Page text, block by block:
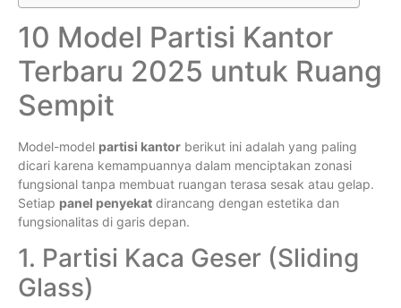
10 Model Partisi Kantor
Terbaru 2025 untuk Ruang
Sempit
Model-model partisi kantor berikut ini adalah yang paling
dicari karena kemampuannya dalam menciptakan zonasi
fungsional tanpa membuat ruangan terasa sesak atau gelap.
Setiap panel penyekat dirancang dengan estetika dan
fungsionalitas di garis depan.
1. Partisi Kaca Geser (Sliding
Glass)